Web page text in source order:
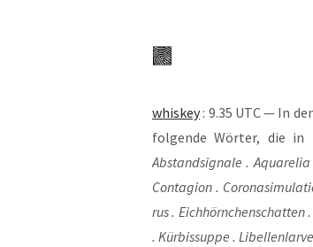
whis­key: 9.35 UTC — In
fol­gen­de Wör­ter, die in
Abstand­si­gna­le .
Con­ta­gi­on .
rus .
. Kür­bis­sup­pe .